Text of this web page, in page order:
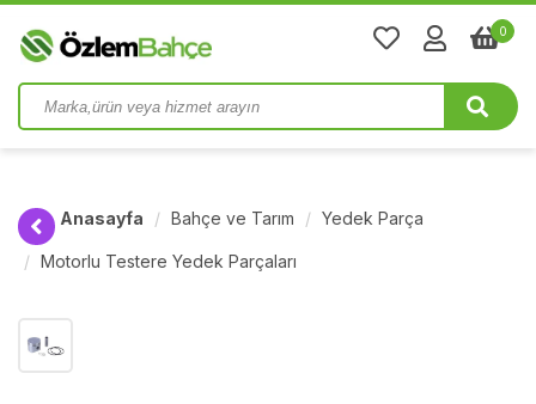
0
Anasayfa Bahçe ve Tarım Yedek Parça
Motorlu Testere Yedek Parçaları